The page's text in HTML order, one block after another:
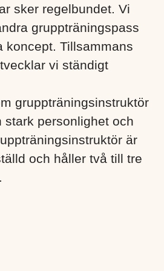
sker regelbundet. Vi
gruppträningspass
koncept. Tillsammans
vi ständigt
gruppträningsinstruktör
stark personlighet och
är
och håller två till tre